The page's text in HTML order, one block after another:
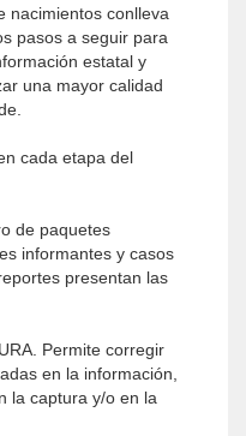
nacimientos conlleva
pasos a seguir para
estatal y
una mayor calidad
cada etapa del
de paquetes
informantes y casos
presentan las
Permite corregir
en la información,
la captura y/o en la